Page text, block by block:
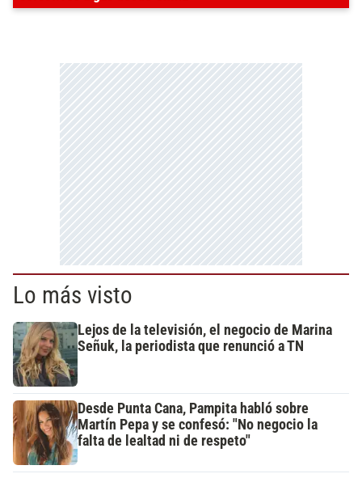
Lo más visto
Lejos de la televisión, el negocio de Marina
Señuk, la periodista que renunció a TN
Desde Punta Cana, Pampita habló sobre
Martín Pepa y se confesó: "No negocio la
falta de lealtad ni de respeto"